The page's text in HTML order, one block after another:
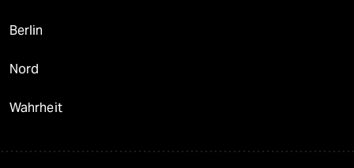
Berlin
Nord
Wahrheit